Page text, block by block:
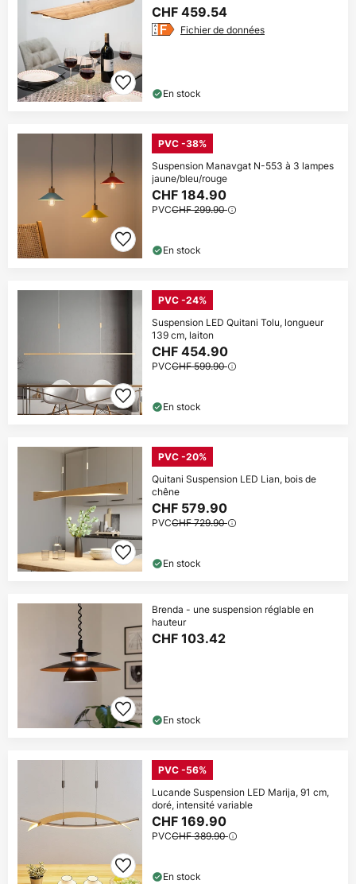
CHF 459.54
Fichier de données
En stock
PVC -38%
Suspension Manavgat N-553 à 3 lampes
jaune/bleu/rouge
CHF 184.90
PVCCHF 299.90
En stock
PVC -24%
Suspension LED Quitani Tolu, longueur
139 cm, laiton
CHF 454.90
PVCCHF 599.90
En stock
PVC -20%
Quitani Suspension LED Lian, bois de
chêne
CHF 579.90
PVCCHF 729.90
En stock
Brenda - une suspension réglable en
hauteur
CHF 103.42
En stock
PVC -56%
Lucande Suspension LED Marija, 91 cm,
doré, intensité variable
CHF 169.90
PVCCHF 389.90
En stock